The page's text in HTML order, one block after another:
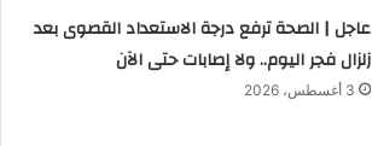
عاجل | الصحة ترفع درجة الاستعداد القصوى بعد
زلزال فجر اليوم.. ولا إصابات حتى الآن
3 أغسطس، 2026